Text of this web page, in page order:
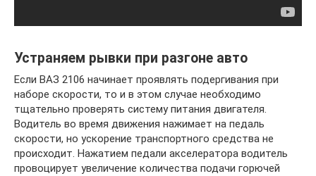
Устраняем рывки при разгоне авто
Если ВАЗ 2106 начинает проявлять подергивания при
наборе скорости, то и в этом случае необходимо
тщательно проверять систему питания двигателя.
Водитель во время движения нажимает на педаль
скорости, но ускорение транспортного средства не
происходит. Нажатием педали акселератора водитель
провоцирует увеличение количества подачи горючей